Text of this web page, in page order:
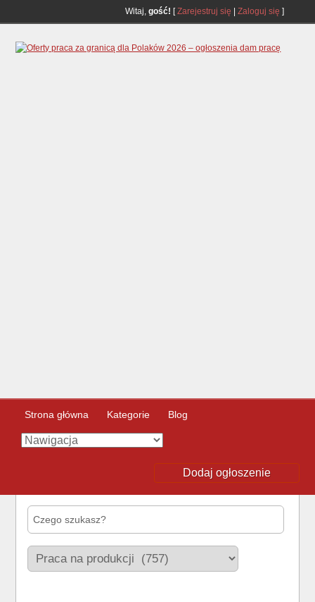
Witaj, gość! [Zarejestruj się Zaloguj się ]
Strona główna Kategorie Blog
Dodaj ogłoszenie